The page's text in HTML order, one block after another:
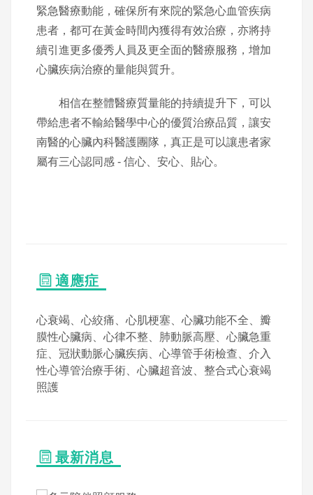
緊急醫療動能，確保所有來院的緊急心血管疾病
患者，都可在黃金時間內獲得有效治療，亦將持
續引進更多優秀人員及更全面的醫療服務，增加
心臟疾病治療的量能與質升。
相信在整體醫療質量能的持續提升下，可以
帶給患者不輸給醫學中心的優質治療品質，讓安
南醫的心臟內科醫護團隊，真正是可以讓患者家
屬有三心認同感 - 信心、安心、貼心。
適應症
心衰竭、心絞痛、心肌梗塞、心臟功能不全、瓣
膜性心臟病、心律不整、肺動脈高壓、心臟急重
症、冠狀動脈心臟疾病、心導管手術檢查、介入
性心導管治療手術、心臟超音波、整合式心衰竭
照護
最新消息